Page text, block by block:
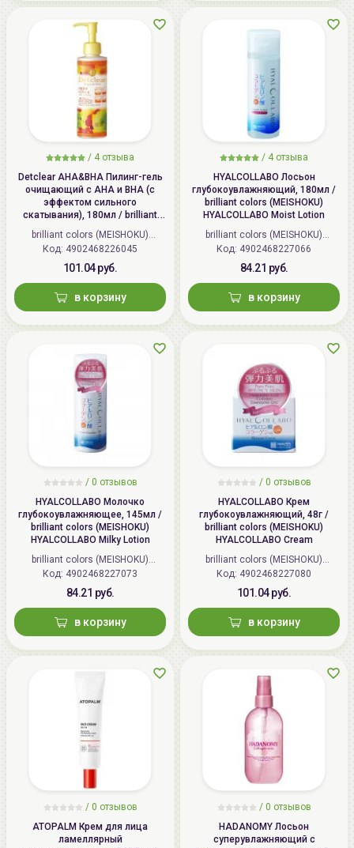
/ 4 отзыва
Detclear AHA&BHA Пилинг-гель
очищающий с AHA и BHA (с
эффектом сильного
скатывания), 180мл / brilliant
colors (MEISHOKU) Detclear
Bright&Peel AHA&BHA Fruits
Peeling Jelly
brilliant colors (MEISHOKU)
(Япония)
Код: 4902468226045
101.04 руб.
в корзину
/ 4 отзыва
HYALCOLLABO Лосьон
глубокоувлажняющий, 180мл /
brilliant colors (MEISHOKU)
HYALCOLLABO Moist Lotion
brilliant colors (MEISHOKU)
(Япония)
Код: 4902468227066
84.21 руб.
в корзину
/ 0 отзывов
HYALCOLLABO Молочко
глубокоувлажняющее, 145мл /
brilliant colors (MEISHOKU)
HYALCOLLABO Milky Lotion
brilliant colors (MEISHOKU)
(Япония)
Код: 4902468227073
84.21 руб.
в корзину
/ 0 отзывов
HYALCOLLABO Крем
глубокоувлажняющий, 48г /
brilliant colors (MEISHOKU)
HYALCOLLABO Cream
brilliant colors (MEISHOKU)
(Япония)
Код: 4902468227080
101.04 руб.
в корзину
/ 0 отзывов
ATOPALM Крем для лица
ламеллярный
/ 0 отзывов
HADANOMY Лосьон
суперувлажняющий с